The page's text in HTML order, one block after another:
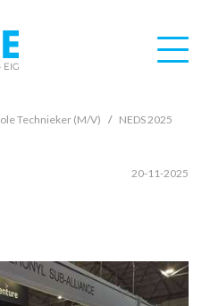
Technieker (M/V) NEDS 2025
20-11-2025